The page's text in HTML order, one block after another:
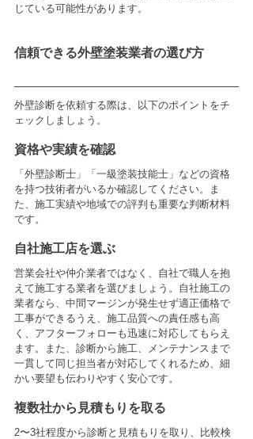
じている可能性があります。
信頼できる外壁塗装業者の選び方
外壁診断を依頼する際は、以下のポイントをチ
ェックしましょう。
資格や実績を確認
「外壁診断士」「一級塗装技能士」などの資格
を持つ技術者がいるか確認してください。ま
た、施工実績や地域での評判も重要な判断材料
です。
自社施工店を選ぶ
営業会社や仲介業者ではなく、自社で職人を抱
えて施工する業者を選びましょう。自社施工の
業者なら、中間マージンが発生せず適正価格で
工事ができるうえ、施工品質への責任感も高
く、アフターフォローも迅速に対応してもらえ
ます。また、診断から施工、メンテナンスまで
一貫して同じ担当者が対応してくれるため、細
かい要望も伝わりやすく安心です。
複数社から見積もりを取る
2〜3社程度から診断と見積もりを取り、比較検